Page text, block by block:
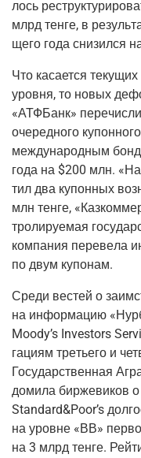
лось
млрд тен­ге, в
ще­го года сни­зил­ся
Что каса­ет­ся
уров­ня, то новых
«АТФ­Банк»
оче­ред­но­го
меж­ду­на­род­ным
года на $200 млн.
тил два купон­ных
млн тен­ге,
тро­ли­ру­е­мая
ком­па­ния пере­ве­ла
по двум купонам.
Сре­ди вестей о
на инфор­ма­цию
Moody’s Investors
га­ци­ям тре­тье­го и
Госу­дар­ствен­ная
до­ми­ла бир­же­ви­ков
Standard&Poor’s
на уровне «ВВ»
на 3 млрд тен­ге.